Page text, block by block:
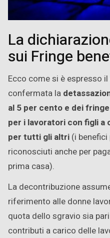
La
sui Fringe
Ecco come si è espresso
confermata la
al 5 per cento e dei
per i lavoratori con figli a
per tutti gli altri (i
riconosciuti anche per
prima casa).
La decontribuzione
riferimento alle donne
quota dello sgravio sia
contributi a carico delle